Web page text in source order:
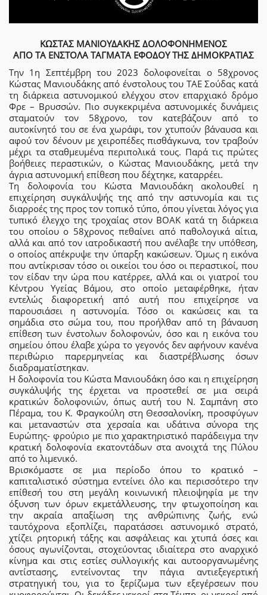
ΚΩΣΤΑΣ ΜΑΝΙΟΥΔΑΚΗΣ ΔΟΛΟΦΟΝΗΜΕΝΟΣ
ΑΠΟ ΤΑ ΕΝΣΤΟΛΑ ΤΑΓΜΑΤΑ ΕΦΟΔΟΥ ΤΗΣ ΔΗΜΟΚΡΑΤΙΑΣ
Την 1η Σεπτέμβρη του 2023 δολοφονείται ο 58χρονος
Κώστας Μανιουδάκης από ένστολους του ΤΑΕ Σούδας κατά
τη διάρκεια αστυνομικού ελέγχου στον επαρχιακό δρόμο
Φρε – Βρυσσών. Πιο συγκεκριμένα αστυνομικές δυνάμεις
σταματούν τον 58χρονο, τον κατεβάζουν από το
αυτοκίνητό του σε ένα χωράφι, τον χτυπούν βάναυσα και
αφού τον δένουν με χειροπέδες πισθάγκωνα, τον τραβούν
μέχρι τα σταθμευμένα περιπολικά τους. Παρά τις πρώτες
βοήθειες περαστικών, ο Κώστας Μανιουδάκης, μετά την
άγρια αστυνομική επίθεση που δέχτηκε, καταρρέει.
Τη δολοφονία του Κώστα Μανιουδάκη ακολουθεί η
επιχείρηση συγκάλυψής της από την αστυνομία και τις
διαρροές της προς τον τοπικό τύπο, όπου γίνεται λόγος για
τυπικό έλεγχο της τροχαίας στον ΒΟΑΚ κατά τη διάρκεια
του οποίου ο 58χρονος πεθαίνει από παθολογικά αίτια,
αλλά και από τον ιατροδικαστή που ανέλαβε την υπόθεση,
ο οποίος απέκρυψε την ύπαρξη κακώσεων. Όμως η εικόνα
που αντίκρισαν τόσο οι οικείοι του όσο οι περαστικοί, που
τον είδαν την ώρα που κατέρρεε, αλλά και οι γιατροί του
Κέντρου Υγείας Βάμου, στο οποίο μεταφέρθηκε, ήταν
εντελώς διαφορετική από αυτή που επιχείρησε να
παρουσιάσει η αστυνομία. Τόσο οι κακώσεις και τα
σημάδια στο σώμα του, που προήλθαν από τη βάναυση
επίθεση των ένστολων δολοφονών, όσο και η εικόνα του
σημείου όπου έλαβε χώρα το γεγονός δεν αφήνουν κανένα
περιθώριο παρερμηνείας και διαστρέβλωσης όσων
διαδραματίστηκαν.
Η δολοφονία του Κώστα Μανιουδάκη όσο και η επιχείρηση
συγκάλυψής της έρχεται να προστεθεί σε μια σειρά
κρατικών δολοφονιών, όπως αυτή του Ν. Σαμπάνη στο
Πέραμα, του Κ. Φραγκούλη στη Θεσσαλονίκη, προσφύγων
και μεταναστών στα χερσαία και υδάτινα σύνορα της
Ευρώπης- φρούριο με πιο χαρακτηριστικό παράδειγμα την
κρατική δολοφονία εκατοντάδων στα ανοιχτά της Πύλου
από το λιμενικό.
Βρισκόμαστε σε μια περίοδο όπου το κρατικό –
καπιταλιστικό σύστημα εντείνει όλο και περισσότερο την
επίθεσή του στη μεγάλη κοινωνική πλειοψηφία με την
όξυνση των όρων εκμετάλλευσης, την φτωχοποίηση και
την ακραία απαξίωση της ανθρώπινης ζωής, ενώ
ταυτόχρονα εξοπλίζει, παρατάσσει αστυνομικό στρατό,
χτίζει ρητορική τάξης και ασφάλειας και χτυπά όσες και
όσους αγωνίζονται, στοχεύοντας ιδιαίτερα στο αναρχικό
κίνημα και στις εστίες συλλογικής και αυτοοργανωμένης
αντίστασης, εντείνοντας την πάγια αντιεξεγερτική
στρατηγική του, για το ξερίζωμα των εξεγέρσεων που